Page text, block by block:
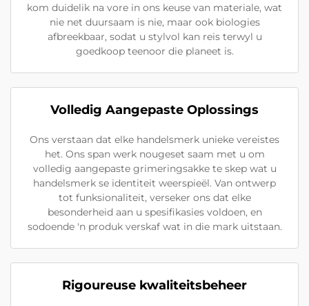
kom duidelik na vore in ons keuse van materiale, wat
nie net duursaam is nie, maar ook biologies
afbreekbaar, sodat u stylvol kan reis terwyl u
goedkoop teenoor die planeet is.
Volledig Aangepaste Oplossings
Ons verstaan dat elke handelsmerk unieke vereistes
het. Ons span werk nougeset saam met u om
volledig aangepaste grimeringsakke te skep wat u
handelsmerk se identiteit weerspieël. Van ontwerp
tot funksionaliteit, verseker ons dat elke
besonderheid aan u spesifikasies voldoen, en
sodoende 'n produk verskaf wat in die mark uitstaan.
Rigoureuse kwaliteitsbeheer